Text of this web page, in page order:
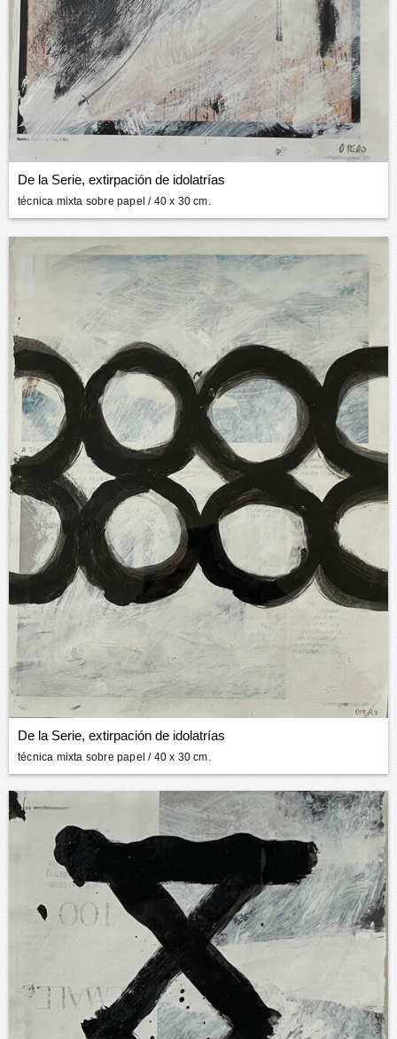
De la Serie, extirpación de idolatrías
técnica mixta sobre papel / 40 x 30 cm.
De la Serie, extirpación de idolatrías
técnica mixta sobre papel / 40 x 30 cm.